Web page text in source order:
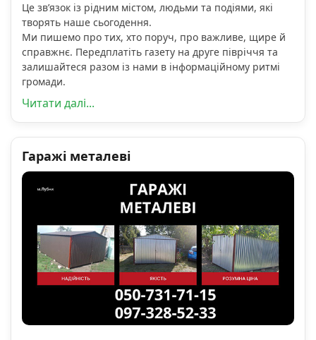
Це зв’язок із рідним містом, людьми та подіями, які
творять наше сьогодення.
Ми пишемо про тих, хто поруч, про важливе, щире й
справжнє. Передплатіть газету на друге півріччя та
залишайтеся разом із нами в інформаційному ритмі
громади.
Читати далі...
Гаражі металеві